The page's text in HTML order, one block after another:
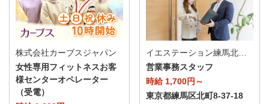
株式会社カーブスジャパン
女性専用フィットネスお客
様センターオペレーター
（受電）
営業事務スタッフ
時給 1,700円～
東京都練馬区北町8-37-18